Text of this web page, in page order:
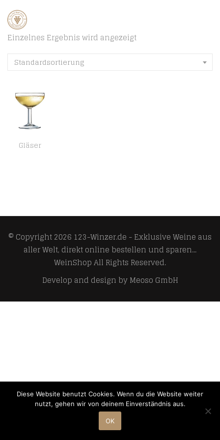
Einzelnes Ergebnis wird angezeigt
Standardsortierung
Gläser
© Copyright 2026 123-Winzer.de - Exklusive Weine aus
aller Welt, direkt online bestellen und sparen...
WeinShopAll Rights Reserved.
Develop and design byMeoso GmbH
Diese Website benutzt Cookies. Wenn du die Website weiter
nutzt, gehen wir von deinem Einverständnis aus.
OK